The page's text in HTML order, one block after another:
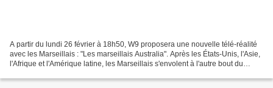
A partir du lundi 26 février à 18h50, W9 proposera une nouvelle télé-réalité
avec les Marseillais : "Les marseillais Australia". Après les États-Unis, l'Asie,
l'Afrique et l'Amérique latine, les Marseillais s'envolent à l'autre bout du